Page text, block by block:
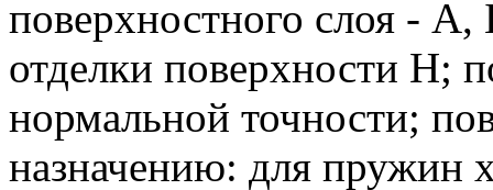
поверхностного слоя -
отделки поверхности Н;
нормальной точности;
назначению: для пружин